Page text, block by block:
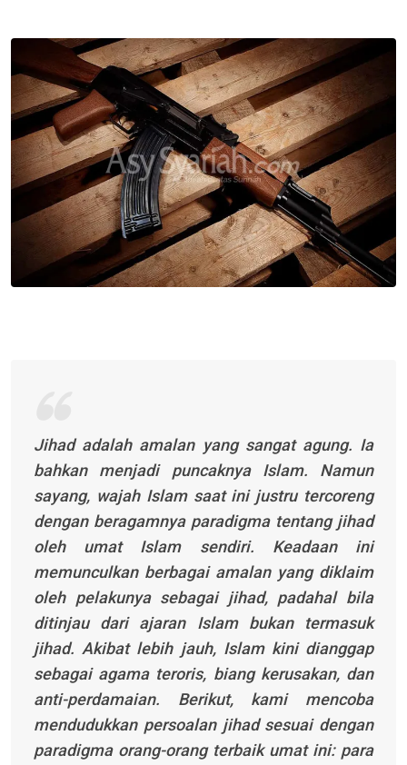
Email
Jihad adalah amalan yang sangat agung. Ia
bahkan menjadi puncaknya Islam. Namun
sayang, wajah Islam saat ini justru tercoreng
dengan beragamnya paradigma tentang jihad
oleh umat Islam sendiri. Keadaan ini
memunculkan berbagai amalan yang diklaim
oleh pelakunya sebagai jihad, padahal bila
ditinjau dari ajaran Islam bukan termasuk
jihad. Akibat lebih jauh, Islam kini dianggap
sebagai agama teroris, biang kerusakan, dan
anti-perdamaian. Berikut, kami mencoba
mendudukkan persoalan jihad sesuai dengan
paradigma orang-orang terbaik umat ini: para